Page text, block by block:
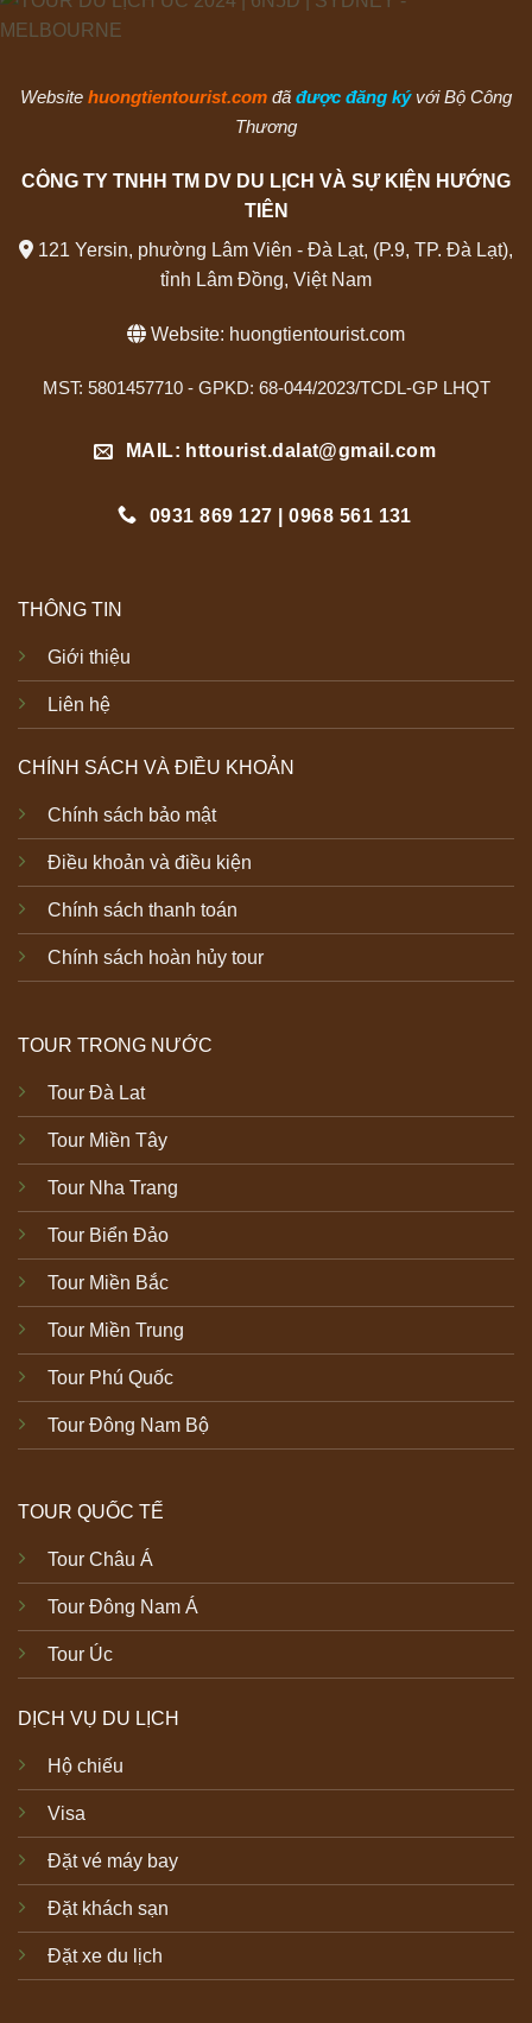
Website huongtientourist.com đã được đăng ký với Bộ Công
Thương
CÔNG TY TNHH TM DV DU LỊCH VÀ SỰ KIỆN HƯỚNG
TIÊN
121 Yersin, phường Lâm Viên - Đà Lạt, (P.9, TP. Đà Lạt),
tỉnh Lâm Đồng, Việt Nam
Website: huongtientourist.com
MST: 5801457710 - GPKD: 68-044/2023/TCDL-GP LHQT
MAIL: httourist.dalat@gmail.com
0931 869 127 | 0968 561 131
THÔNG TIN
Giới thiệu
Liên hệ
CHÍNH SÁCH VÀ ĐIỀU KHOẢN
Chính sách bảo mật
Điều khoản và điều kiện
Chính sách thanh toán
Chính sách hoàn hủy tour
TOUR TRONG NƯỚC
Tour Đà Lat
Tour Miền Tây
Tour Nha Trang
Tour Biển Đảo
Tour Miền Bắc
Tour Miền Trung
Tour Phú Quốc
Tour Đông Nam Bộ
TOUR QUỐC TẾ
Tour Châu Á
Tour Đông Nam Á
Tour Úc
DỊCH VỤ DU LỊCH
Hộ chiếu
Visa
Đặt vé máy bay
Đặt khách sạn
Đặt xe du lịch